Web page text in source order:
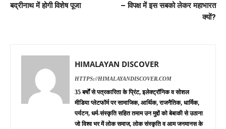
बद्रीनाथ में होगी विशेष पूजा
– विपक्ष में इस सबको लेकर महाभारत
क्यों?
HIMALAYAN DISCOVER
HTTPS://HIMALAYANDISCOVER.COM
35 बर्षों से पत्रकारिता के प्रिंट, इलेक्ट्रॉनिक व सोशल
मीडिया प्लेटफॉर्म पर सामाजिक, आर्थिक, राजनैतिक, धार्मिक,
पर्यटन, धर्म-संस्कृति सहित तमाम उन मुद्दों को बेबाकी से उठाना
जो विश्व भर में लोक समाज, लोक संस्कृति व आम जनमानस के